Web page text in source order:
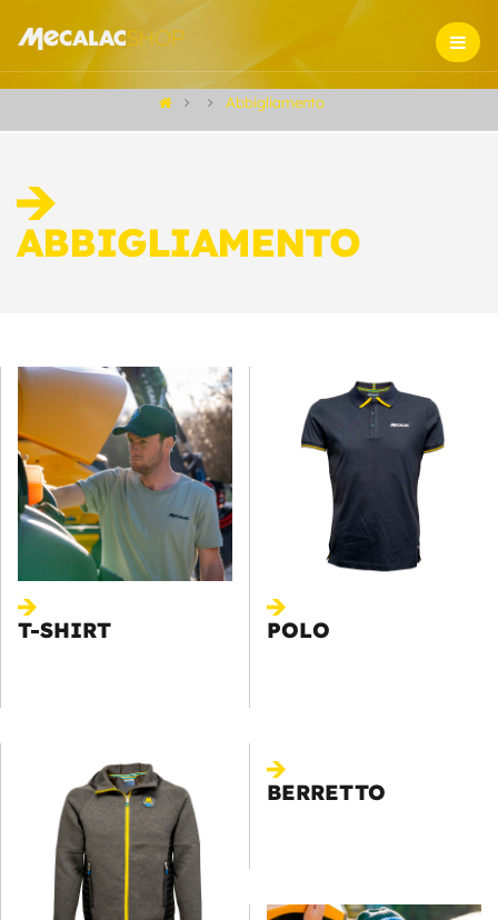
Abbigliamento
ABBIGLIAMENTO
T-SHIRT POLO
BERRETTO